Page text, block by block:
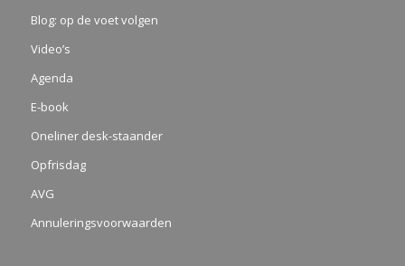
Blog: op de voet volgen
Video’s
Agenda
E-book
Oneliner desk-staander
Opfrisdag
AVG
Annuleringsvoorwaarden